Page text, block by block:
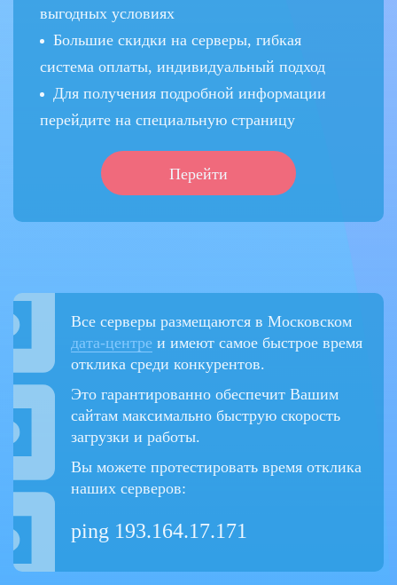
выгодных условиях
Большие скидки на серверы, гибкая
система оплаты, индивидуальный подход
Для получения подробной информации
перейдите на специальную страницу
Перейти
Все серверы размещаются в Московском
дата-центре и имеют самое быстрое время
отклика среди конкурентов.
Это гарантированно обеспечит Вашим
сайтам максимально быструю скорость
загрузки и работы.
Вы можете протестировать время отклика
наших серверов:
ping 193.164.17.171